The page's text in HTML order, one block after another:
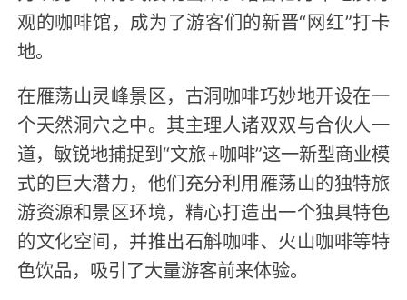
观的咖啡馆，成为了游客们的新晋“网红”打卡
地。
在雁荡山灵峰景区，古洞咖啡巧妙地开设在一
个天然洞穴之中。其主理人诸双双与合伙人一
道，敏锐地捕捉到“文旅+咖啡”这一新型商业模
式的巨大潜力，他们充分利用雁荡山的独特旅
游资源和景区环境，精心打造出一个独具特色
的文化空间，并推出石斛咖啡、火山咖啡等特
色饮品，吸引了大量游客前来体验。